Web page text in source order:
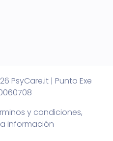
PsyCare.it | Punto Exe
y condiciones,
información